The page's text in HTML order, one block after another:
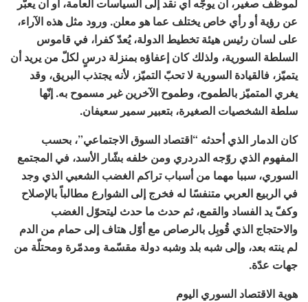
عن رؤية أو رأي خاص يختلف عما هو معلن. ورود مثل هذه الآراء،
على لسان رئيس هيئة تخطيط الدولة، يُعدّ كفرا، في قاموس
السلطة السورية، ولذلك كان إعفاؤه بمنزلة درسٍ لكلّ من يريد أن
يتميّز، فالقيادة السورية لا تحبّ التميّز، لأنه يجتذب البريق، وقد
يغري المتميّز بالطموح، وطموح الآخرين غير مسموح به. إنّها
سلطة الشخصيات الصغيرة، بتعبير سمير سعيفان.
كان الدمار الذي أحدثه “اقتصاد السوق الاجتماعي”، بحسب
المفهوم الذي روّجه الدردري ومن خلفه بشّار الأسد، في المجتمع
السوري، سببا مهما من أسباب تراكم الغضب الشعبي الذي وجد
في الربيع العربي متنفسًا له فخرج إلى الشوارع مطالباً بالإصلاح
وكفّ يد الفساد والقمع، ثم حدث ما حدث ليتحوّل الغضب
والاحتجاج الذي قُوبِل بالرصاص مع أوّل هتاف إلى حمام من الدم
لم ينته بعد، وإلى شبه بلد وشبه دولة مقسّمة ومدمّرة ومحتلّة من
جهات عدّة.
هوية الاقتصاد السوري اليوم